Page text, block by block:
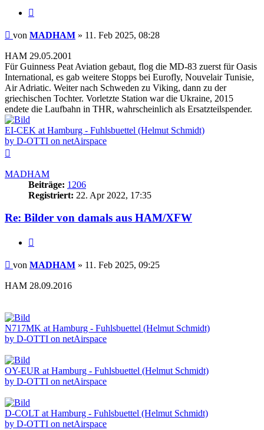
Beitrag
von MADHAM » 11. Feb 2025, 08:28
HAM 29.05.2001
Für Guinness Peat Aviation gebaut, flog die MD-83 zuerst für Oasis
International, es gab weitere Stopps bei Eurofly, Nouvelair Tunisie,
Air Adriatic. Weiter nach Schweden zu Viking, dann zu der
griechischen Tochter. Vorletzte Station war die Ukraine, 2015
endete die Laufbahn in THR, wahrscheinlich als Ersatzteilspender.
EI-CEK at Hamburg - Fuhlsbuettel (Helmut Schmidt)
by D-OTTI on netAirspace
MADHAM
Beiträge: 1206
Registriert: 22. Apr 2022, 17:35
Re: Bilder von damals aus HAM/XFW
Beitrag
von MADHAM » 11. Feb 2025, 09:25
HAM 28.09.2016
N717MK at Hamburg - Fuhlsbuettel (Helmut Schmidt)
by D-OTTI on netAirspace
OY-EUR at Hamburg - Fuhlsbuettel (Helmut Schmidt)
by D-OTTI on netAirspace
D-COLT at Hamburg - Fuhlsbuettel (Helmut Schmidt)
by D-OTTI on netAirspace